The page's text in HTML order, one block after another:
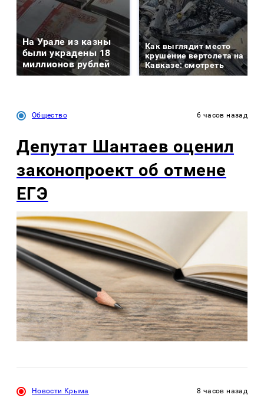
На Урале из казны
были украдены 18
миллионов рублей
Как выглядит место
крушение вертолета на
Кавказе: смотреть
Общество 6 часов назад
Депутат Шантаев оценил
законопроект об отмене
ЕГЭ
Новости Крыма 8 часов назад